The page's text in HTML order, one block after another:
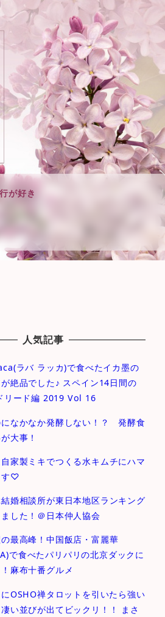
が好き
人気記事
ラバ ラッカ)で食べたイカ墨の
絶品でした♪ スペイン14日間の
リード編 2019 Vol 16
になかなか発酵しない！？ 発酵食
大事！
家製ミキでつくる水キムチにハマ
す♡
婚相談所が東日本地区ランキング
した！＠日本仲人協会
最高峰！中国飯店・富麗華
で食べたパリパリの北京ダックに
麻布十番グルメ
OSHO禅タロットを引いたら強い
い並びが出てビックリ！！ まさ